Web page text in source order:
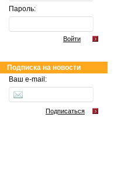
Пароль:
Войти
Подписка на новости
Ваш e-mail:
Подписаться